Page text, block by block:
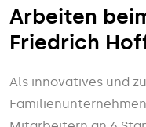
Arbeiten
Friedrich
Als innovatives und